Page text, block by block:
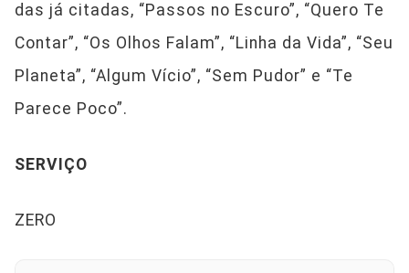
das já citadas, “Passos no Escuro”, “Quero Te
Contar”, “Os Olhos Falam”, “Linha da Vida”, “Seu
Planeta”, “Algum Vício”, “Sem Pudor” e “Te
Parece Poco”.
SERVIÇO
ZERO